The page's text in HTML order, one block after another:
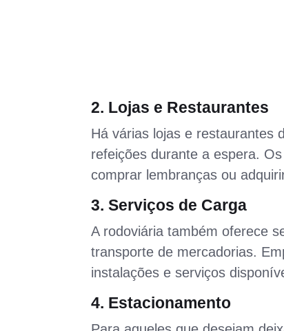
2. Lojas e Restaurantes
Há várias lojas e restaurantes
refeições durante a espera.
comprar lembranças ou
3. Serviços de Carga
A rodoviária também oferece
transporte de mercadorias.
instalações e serviços
4. Estacionamento